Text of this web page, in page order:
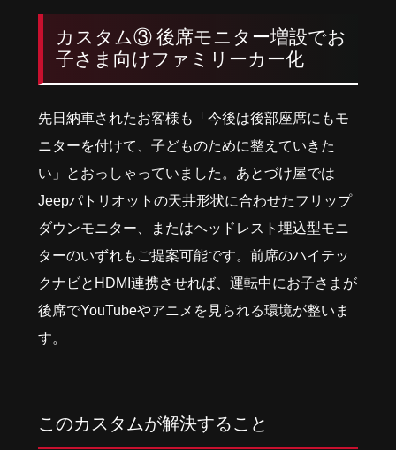
カスタム③ 後席モニター増設でお
子さま向けファミリーカー化
先日納車されたお客様も「今後は後部座席にもモ
ニターを付けて、子どものために整えていきた
い」とおっしゃっていました。あとづけ屋では
Jeepパトリオットの天井形状に合わせたフリップ
ダウンモニター、またはヘッドレスト埋込型モニ
ターのいずれもご提案可能です。前席のハイテッ
クナビとHDMI連携させれば、運転中にお子さまが
後席でYouTubeやアニメを見られる環境が整いま
す。
このカスタムが解決すること